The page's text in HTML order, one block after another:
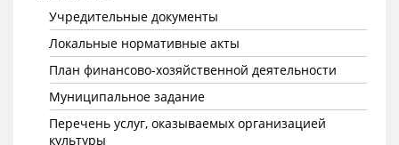
Учредительные документы
Локальные нормативные акты
План финансово-хозяйственной деятельности
Муниципальное задание
Перечень услуг, оказываемых организацией
культуры